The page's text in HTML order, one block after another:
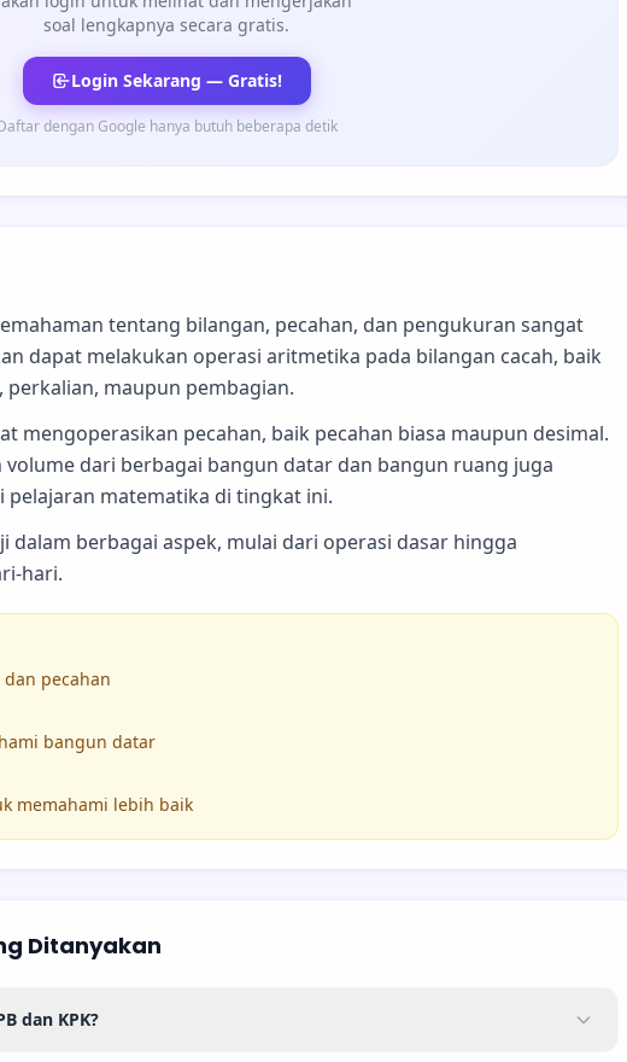
soal lengkapnya secara gratis.
Login Sekarang — Gratis!
dengan Google hanya butuh beberapa detik
tentang bilangan, pecahan, dan pengukuran sangat
dapat melakukan operasi aritmetika pada bilangan cacah, baik
maupun pembagian.
mengoperasikan pecahan, baik pecahan biasa maupun desimal.
dari berbagai bangun datar dan bangun ruang juga
matematika di tingkat ini.
dalam berbagai aspek, mulai dari operasi dasar hingga
hari.
pecahan
bangun datar
memahami lebih baik
Ditanyakan
dan KPK?